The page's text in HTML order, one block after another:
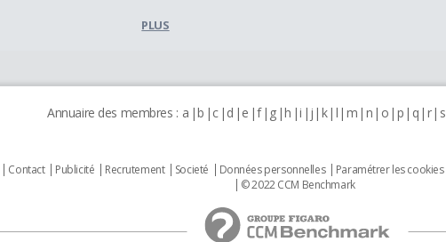
PLUS
Annuaire des membres : a b c d e f g h i j k l m n o p q r s
Contact Publicité Recrutement Societé Données personnelles Paramétrer les cookies
© 2022 CCM Benchmark